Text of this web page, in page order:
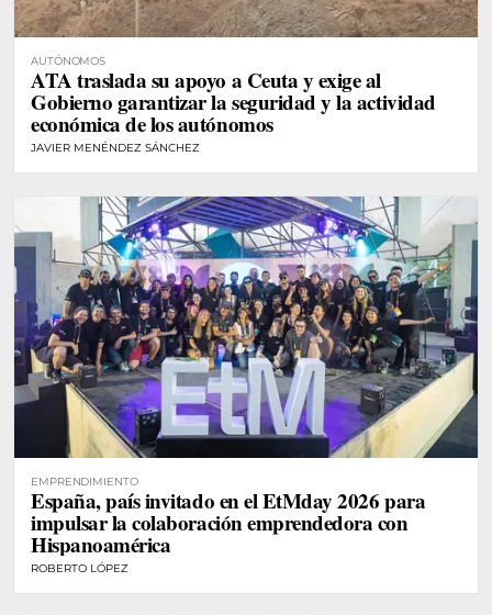
AUTÓNOMOS
ATA traslada su apoyo a Ceuta y exige al
Gobierno garantizar la seguridad y la actividad
económica de los autónomos
JAVIER MENÉNDEZ SÁNCHEZ
EMPRENDIMIENTO
España, país invitado en el EtMday 2026 para
impulsar la colaboración emprendedora con
Hispanoamérica
ROBERTO LÓPEZ